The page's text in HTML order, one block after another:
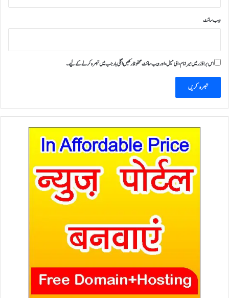
ویب‌ سائٹ
اس براؤزر میں میرا نام، ای میل، اور ویب سائٹ محفوظ رکھیں اگلی بار جب میں تبصرہ کرنے کےلیے۔